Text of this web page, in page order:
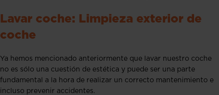
Lavar coche: Limpieza exterior de
coche
Ya hemos mencionado anteriormente que lavar nuestro coche
no es sólo una cuestión de estética y puede ser una parte
fundamental a la hora de realizar un correcto mantenimiento e
incluso prevenir accidentes.